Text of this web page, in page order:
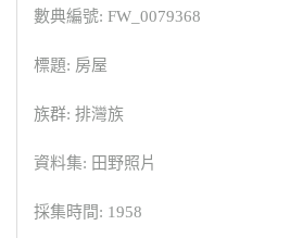
數典編號: FW_0079368
標題: 房屋
族群: 排灣族
資料集: 田野照片
採集時間: 1958